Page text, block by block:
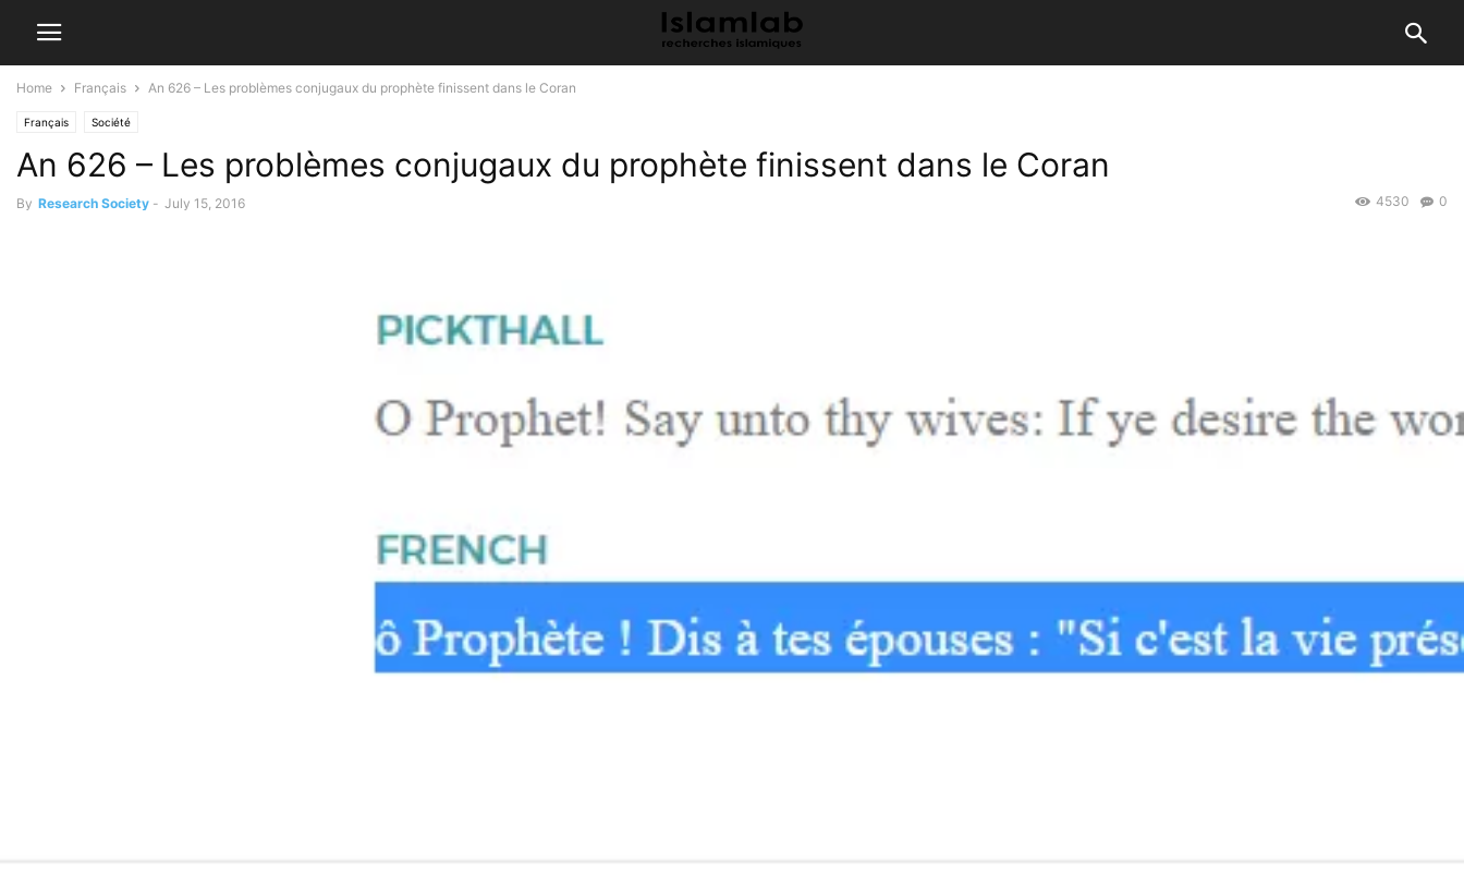
Home Français An 626 – Les problèmes conjugaux du prophète finissent dans le Coran
Français Société
An 626 – Les problèmes conjugaux du prophète finissent dans le Coran
By Research Society - July 15, 2016 0
4530